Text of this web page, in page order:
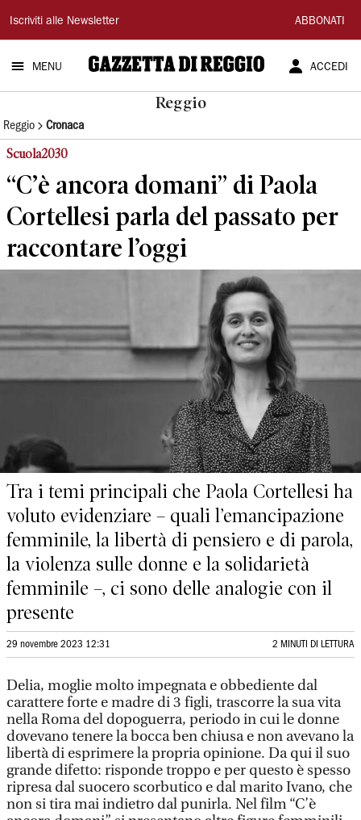
Gazzetta
di
Reggio
Iscriviti alle Newsletter ABBONATI
MENU ACCEDI
Reggio
Reggio Cronaca
Scuola2030
“C’è ancora domani” di Paola
Cortellesi parla del passato per
raccontare l’oggi
Tra i temi principali che Paola Cortellesi ha
voluto evidenziare – quali l’emancipazione
femminile, la libertà di pensiero e di parola,
la violenza sulle donne e la solidarietà
femminile –, ci sono delle analogie con il
presente
29 novembre 2023 12:31 2 MINUTI DI LETTURA
Delia, moglie molto impegnata e obbediente dal
carattere forte e madre di 3 figli, trascorre la sua vita
nella Roma del dopoguerra, periodo in cui le donne
dovevano tenere la bocca ben chiusa e non avevano la
libertà di esprimere la propria opinione. Da qui il suo
grande difetto: risponde troppo e per questo è spesso
ripresa dal suocero scorbutico e dal marito Ivano, che
non si tira mai indietro dal punirla. Nel film “C’è